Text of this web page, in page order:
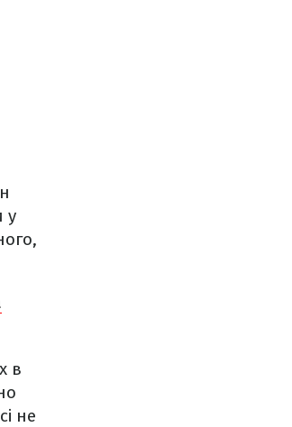
у
в
не